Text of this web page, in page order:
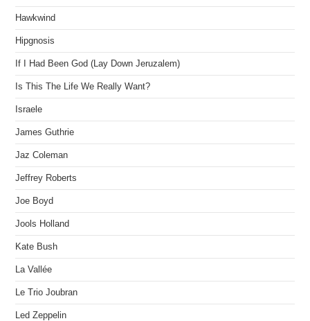
Hawkwind
Hipgnosis
If I Had Been God (Lay Down Jeruzalem)
Is This The Life We Really Want?
Israele
James Guthrie
Jaz Coleman
Jeffrey Roberts
Joe Boyd
Jools Holland
Kate Bush
La Vallée
Le Trio Joubran
Led Zeppelin